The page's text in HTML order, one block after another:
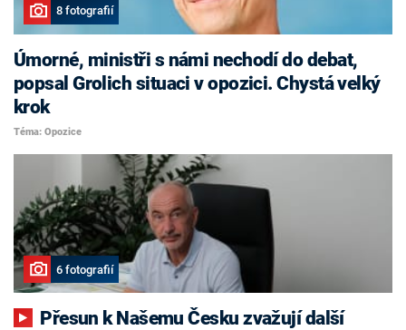
8 fotografií
Úmorné, ministři s námi nechodí do debat,
popsal Grolich situaci v opozici. Chystá velký
krok
Téma: Opozice
6 fotografií